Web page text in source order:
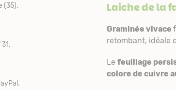
Laiche de la
Graminée vivace
retombant, idéale
Le feuillage
colore de cuivre
(35).